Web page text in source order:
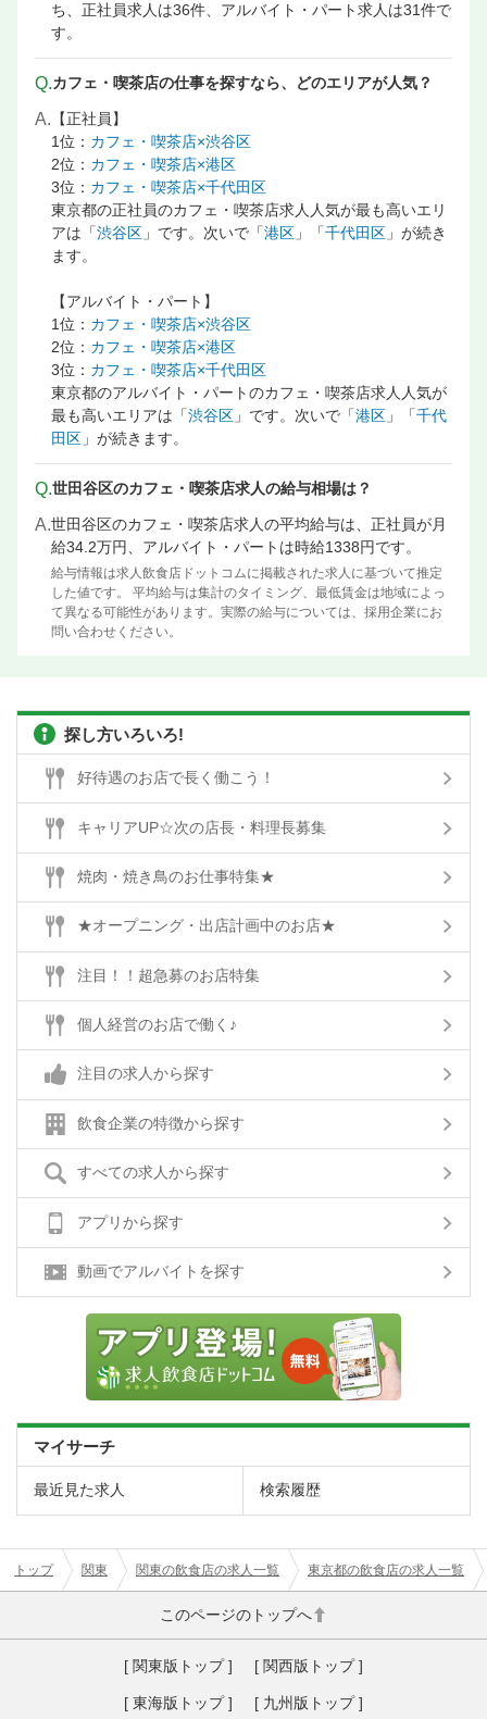
ち、正社員求人は36件、アルバイト・パート求人は31件で
す。
Q.カフェ・喫茶店の仕事を探すなら、どのエリアが人気？
A. 【正社員】
1位： カフェ・喫茶店×渋谷区
2位： カフェ・喫茶店×港区
3位： カフェ・喫茶店×千代田区
東京都の正社員のカフェ・喫茶店求人人気が最も高いエリ
アは「渋谷区 」です。次いで「港区 」「千代田区 」が続き
ます。
【アルバイト・パート】
1位： カフェ・喫茶店×渋谷区
2位： カフェ・喫茶店×港区
3位： カフェ・喫茶店×千代田区
東京都のアルバイト・パートのカフェ・喫茶店求人人気が
最も高いエリアは「渋谷区 」です。次いで「港区 」「千代
田区 」が続きます。
Q.世田谷区のカフェ・喫茶店求人の給与相場は？
A.世田谷区のカフェ・喫茶店求人の平均給与は、正社員が月
給34.2万円、アルバイト・パートは時給1338円です。
給与情報は求人飲食店ドットコムに掲載された求人に基づいて推定
した値です。 平均給与は集計のタイミング、最低賃金は地域によっ
て異なる可能性があります。実際の給与については、採用企業にお
問い合わせください。
探し方いろいろ!
好待遇のお店で長く働こう！
キャリアUP☆次の店長・料理長募集
焼肉・焼き鳥のお仕事特集★
★オープニング・出店計画中のお店★
注目！！超急募のお店特集
個人経営のお店で働く♪
注目の求人から探す
飲食企業の特徴から探す
すべての求人から探す
アプリから探す
動画でアルバイトを探す
マイサーチ
最近見た求人 検索履歴
トップ 関東 関東の飲食店の求人一覧 東京都の飲食店の求人一覧
このページのトップへ
[ 関東版トップ ] [ 関西版トップ ]
[ 東海版トップ ] [ 九州版トップ ]